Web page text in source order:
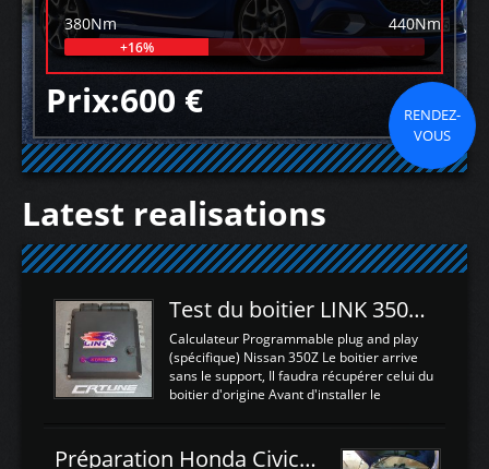
380Nm 440Nm
+16%
Prix:600 €
RENDEZ-
VOUS
Latest realisations
Test du boitier LINK 350Z Plugin ECU
Calculateur Programmable plug and play
(spécifique) Nissan 350Z Le boitier arrive
sans le support, Il faudra récupérer celui du
boitier d'origine Avant d'installer le
d'envoyer l'information de la large bande
Préparation Honda Civic Type R FK2